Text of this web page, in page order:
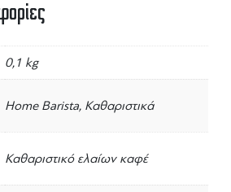
0,1 kg
Home Barista, Καθαριστικά
Καθαριστικό ελαίων καφέ